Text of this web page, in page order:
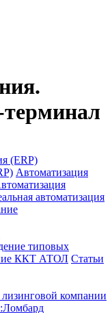
терминал
(ERP)
Автоматизация
автоматизация
типовых
ККТ АТОЛ Статьи
лизинговой компании